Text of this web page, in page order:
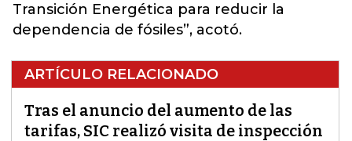
Transición Energética para reducir la
dependencia de fósiles”, acotó.
ARTÍCULO RELACIONADO
Tras el anuncio del aumento de las
tarifas, SIC realizó visita de inspección